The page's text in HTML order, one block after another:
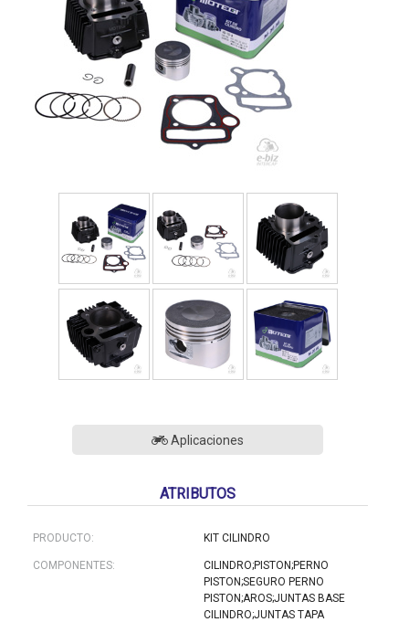
Aplicaciones
ATRIBUTOS
PRODUCTO: KIT CILINDRO
COMPONENTES:
CILINDRO;PISTON;PERNO
PISTON;SEGURO PERNO
PISTON;AROS;JUNTAS BASE
CILINDRO;JUNTAS TAPA